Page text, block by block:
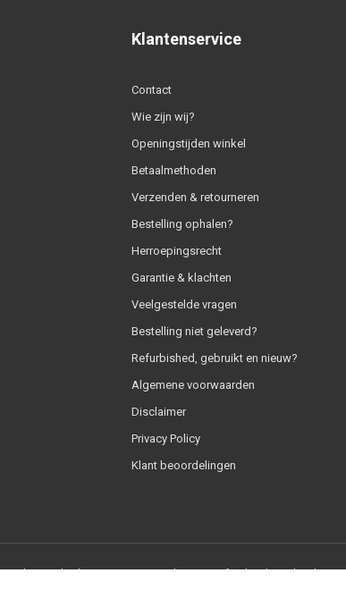
Klantenservice
Contact
Wie zijn wij?
Openingstijden winkel
Betaalmethoden
Verzenden & retourneren
Bestelling ophalen?
Herroepingsrecht
Garantie & klachten
Veelgestelde vragen
Bestelling niet geleverd?
Refurbished, gebruikt en nieuw?
Algemene voorwaarden
Disclaimer
Privacy Policy
Klant beoordelingen
Lightspeed- Theme ByDMWSxPlus+|RSS-feed|SaleMedia.nl 9.0/